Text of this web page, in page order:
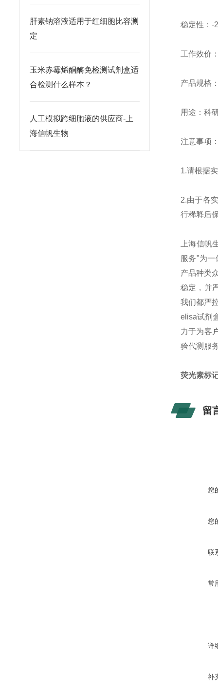
肝素钠溶液适用于红细胞比容测
定
玉米赤霉烯酮酶免检测试剂盒适
合检测什么样本？
人工模拟跨细胞液的供应商-上
海信帆生物
稳定性：-
工作效价
产品规格
用途：科
注意事项
1.请根据
2.由于各
行稀释后
上海信帆
服务"为一
产品种类
稳定，并
我们都严
elisa试剂
力于为客
验代测服
荧光素标
留
您
您
联
常
详
补